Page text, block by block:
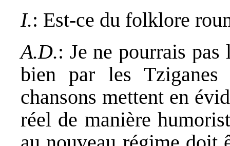
I.: Est-ce du folklore
A.D.: Je ne pourrais
bien par les
chansons mettent en
réel de manière